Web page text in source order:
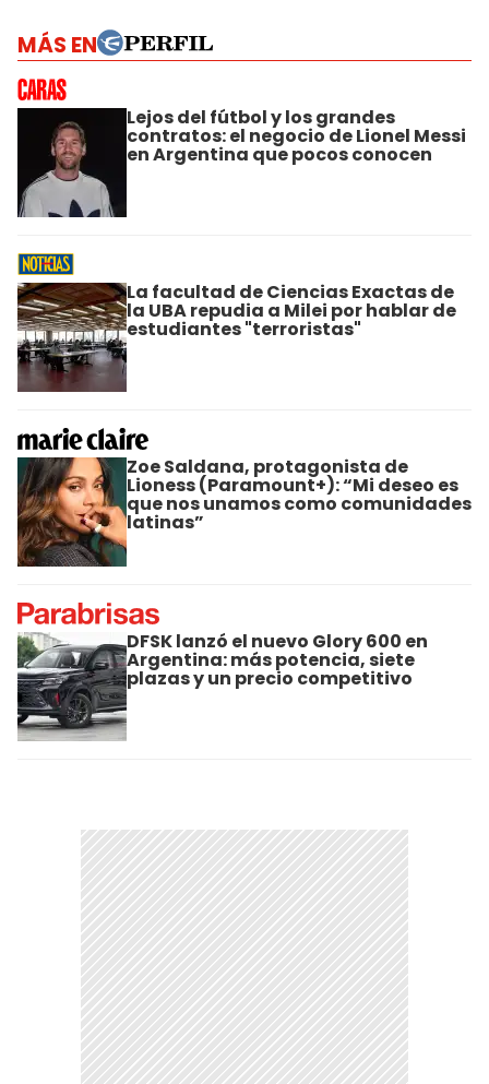
MÁS EN
Lejos del fútbol y los grandes
contratos: el negocio de Lionel Messi
en Argentina que pocos conocen
La facultad de Ciencias Exactas de
la UBA repudia a Milei por hablar de
estudiantes "terroristas"
Zoe Saldana, protagonista de
Lioness (Paramount+): “Mi deseo es
que nos unamos como comunidades
latinas”
DFSK lanzó el nuevo Glory 600 en
Argentina: más potencia, siete
plazas y un precio competitivo